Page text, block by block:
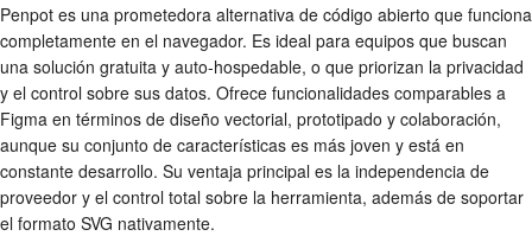
Penpot es una prometedora alternativa de código abierto que funciona
completamente en el navegador. Es ideal para equipos que buscan
una solución gratuita y auto-hospedable, o que priorizan la privacidad
y el control sobre sus datos. Ofrece funcionalidades comparables a
Figma en términos de diseño vectorial, prototipado y colaboración,
aunque su conjunto de características es más joven y está en
constante desarrollo. Su ventaja principal es la independencia de
proveedor y el control total sobre la herramienta, además de soportar
el formato SVG nativamente.